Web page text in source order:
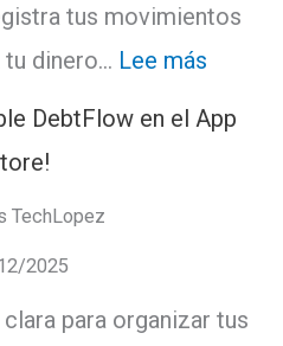
los
intereses
te
controlen
tus movimientos
tu dinero… Lee más
flujo
DebtFlow en el App
TechLopez
2025
para organizar tus